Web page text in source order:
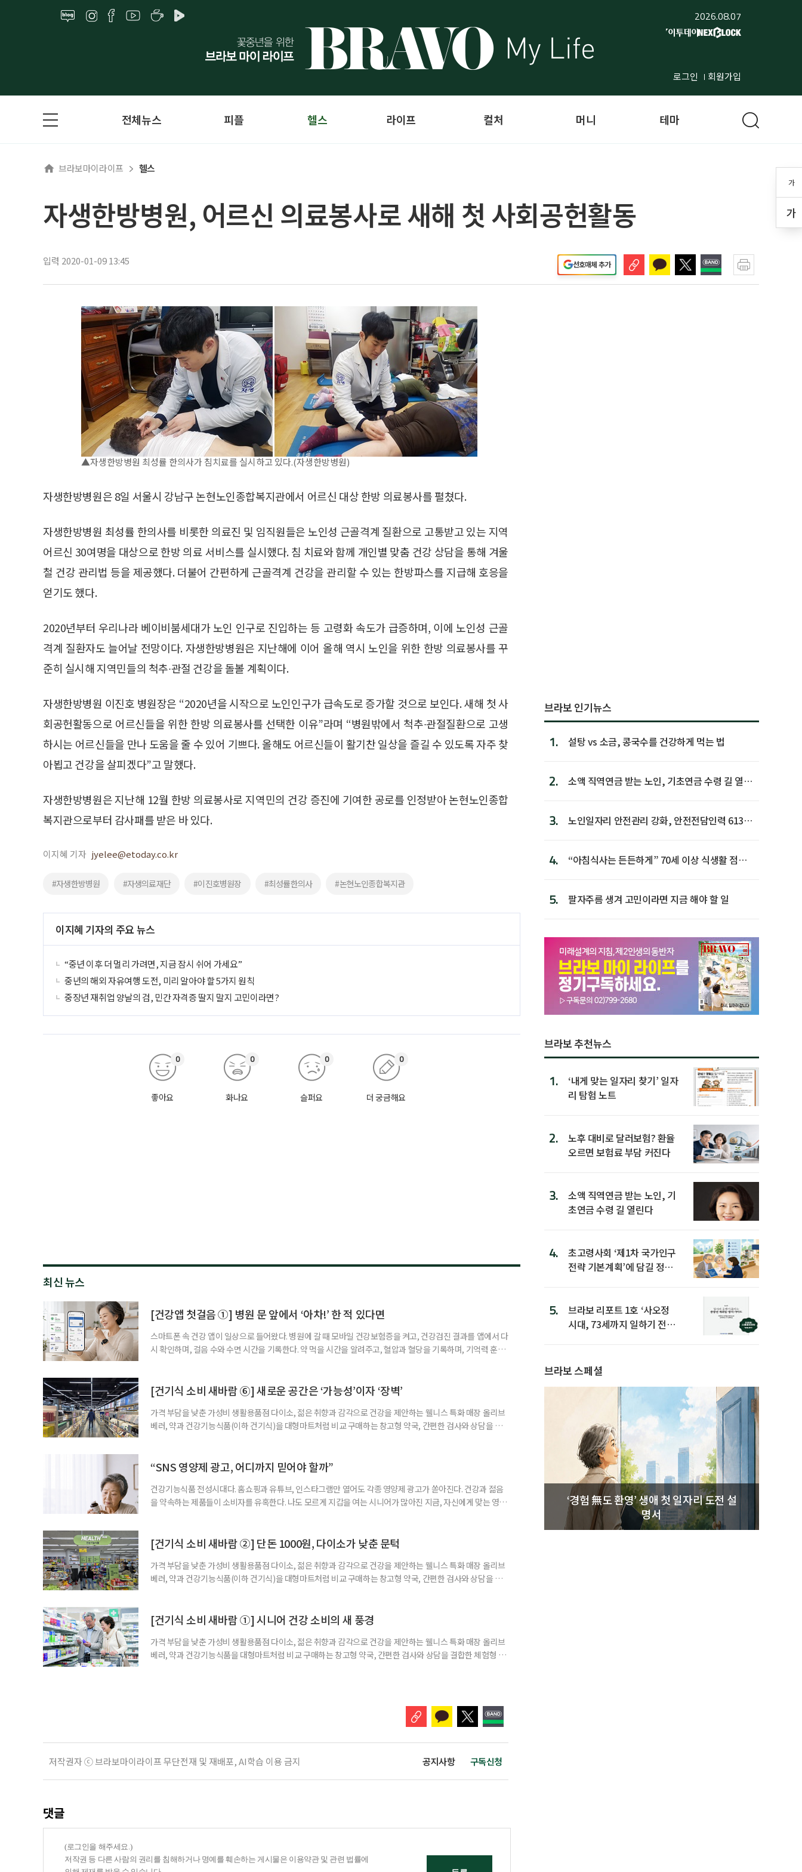
2026.08.07
로그인 회원가입
가
가
전체뉴스 피플 헬스 라이프 컬처 머니 테마
브라보마이라이프 헬스
자생한방병원, 어르신 의료봉사로 새해 첫 사회공헌활동
입력 2020-01-09 13:45 선호매체 추가
▲자생한방병원 최성률 한의사가 침치료를 실시하고 있다.(자생한방병원)
자생한방병원은 8일 서울시 강남구 논현노인종합복지관에서 어르신 대상 한방 의료봉사를 펼쳤다.
자생한방병원 최성률 한의사를 비롯한 의료진 및 임직원들은 노인성 근골격계 질환으로 고통받고 있는 지역
어르신 30여명을 대상으로 한방 의료 서비스를 실시했다. 침 치료와 함께 개인별 맞춤 건강 상담을 통해 겨울
철 건강 관리법 등을 제공했다. 더불어 간편하게 근골격계 건강을 관리할 수 있는 한방파스를 지급해 호응을
얻기도 했다.
2020년부터 우리나라 베이비붐세대가 노인 인구로 진입하는 등 고령화 속도가 급증하며, 이에 노인성 근골
격계 질환자도 늘어날 전망이다. 자생한방병원은 지난해에 이어 올해 역시 노인을 위한 한방 의료봉사를 꾸
준히 실시해 지역민들의 척추∙관절 건강을 돌볼 계획이다.
자생한방병원 이진호 병원장은 “2020년을 시작으로 노인인구가 급속도로 증가할 것으로 보인다. 새해 첫 사
회공헌활동으로 어르신들을 위한 한방 의료봉사를 선택한 이유”라며 “병원밖에서 척추∙관절질환으로 고생
하시는 어르신들을 만나 도움을 줄 수 있어 기쁘다. 올해도 어르신들이 활기찬 일상을 즐길 수 있도록 자주 찾
아뵙고 건강을 살피겠다”고 말했다.
자생한방병원은 지난해 12월 한방 의료봉사로 지역민의 건강 증진에 기여한 공로를 인정받아 논현노인종합
복지관으로부터 감사패를 받은 바 있다.
이지혜 기자 jyelee@etoday.co.kr
#자생한방병원 #자생의료재단 #이진호병원장 #최성률한의사 #논현노인종합복지관
이지혜 기자의 주요 뉴스
“중년 이후 더 멀리 가려면, 지금 잠시 쉬어 가세요”
중년의 해외 자유여행 도전, 미리 알아야 할 5가지 원칙
중장년 재취업 양날의 검, 민간 자격증 딸지 말지 고민이라면?
좋아요
0
화나요
0
슬퍼요
0
더 궁금해요
0
최신 뉴스
[건강앱 첫걸음 ①] 병원 문 앞에서 ‘아차!’ 한 적 있다면
스마트폰 속 건강 앱이 일상으로 들어왔다. 병원에 갈 때 모바일 건강보험증을 켜고, 건강검진 결과를 앱에서 다
시 확인하며, 걸음 수와 수면 시간을 기록한다. 약 먹을 시간을 알려주고, 혈압과 혈당을 기록하며, 기억력 훈련
워치나 운동 앱을 먼저 떠올리기 쉽다. 하지만 시니어에게 가장 먼저 필요한 디지털 건강 도구는 의외로
[건기식 소비 새바람 ⑥] 새로운 공간은 ‘가능성’이자 ‘장벽’
가격 부담을 낮춘 가성비 생활용품점 다이소, 젊은 취향과 감각으로 건강을 제안하는 웰니스 특화 매장 올리브
베러, 약과 건강기능식품(이하 건기식)을 대형마트처럼 비교 구매하는 창고형 약국, 간편한 검사와 상담을 결
용하면 좋을지 현장을 직접 방문해 살펴봤다. 다이소, 올리브베러, 창고형·체험형 약국까지. 건기식을 구매할
“SNS 영양제 광고, 어디까지 믿어야 할까”
건강기능식품 전성시대다. 홈쇼핑과 유튜브, 인스타그램만 열어도 각종 영양제 광고가 쏟아진다. 건강과 젊음
을 약속하는 제품들이 소비자를 유혹한다. 나도 모르게 지갑을 여는 시니어가 많아진 지금, 자신에게 맞는 영양
황 프로젝트’가 SNS를 중심으로 펼쳐지고 있다. 연예인과 인플루언서가 추천하는 제품 광고를 보다 보면, 그
[건기식 소비 새바람 ②] 단돈 1000원, 다이소가 낮춘 문턱
가격 부담을 낮춘 가성비 생활용품점 다이소, 젊은 취향과 감각으로 건강을 제안하는 웰니스 특화 매장 올리브
베러, 약과 건강기능식품(이하 건기식)을 대형마트처럼 비교 구매하는 창고형 약국, 간편한 검사와 상담을 결
용하면 좋을지 현장을 직접 방문해 살펴봤다. 다이소 건기식 코너에서 가장 먼저 눈에 띄는 것은 가격이다. 100
[건기식 소비 새바람 ①] 시니어 건강 소비의 새 풍경
가격 부담을 낮춘 가성비 생활용품점 다이소, 젊은 취향과 감각으로 건강을 제안하는 웰니스 특화 매장 올리브
베러, 약과 건강기능식품을 대형마트처럼 비교 구매하는 창고형 약국, 간편한 검사와 상담을 결합한 체험형 약
저작권자 ⓒ 브라보마이라이프 무단전재 및 재배포, AI학습 이용 금지 공지사항 구독신청
댓글
브라보 인기뉴스
1. 설탕 vs 소금, 콩국수를 건강하게 먹는 법
2.
소액 직역연금 받는 노인, 기초연금 수령 길 열린
3.
노인일자리 안전관리 강화, 안전전담인력 613명
4.
“아침식사는 든든하게” 70세 이상 식생활 점수
5. 팔자주름 생겨 고민이라면 지금 해야 할 일
브라보 추천뉴스
1.
‘내게 맞는 일자리 찾기’ 일자
리 탐험 노트
2.
노후 대비로 달러보험? 환율
오르면 보험료 부담 커진다
3.
소액 직역연금 받는 노인, 기
초연금 수령 길 열린다
4.
초고령사회 ‘제1차 국가인구
전략 기본계획’에 담길 정책
5.
브라보 리포트 1호 ‘사오정
시대, 73세까지 일하기 전략’
브라보 스페셜
‘경험 無도 환영’ 생애 첫 일자리 도전 설
명서